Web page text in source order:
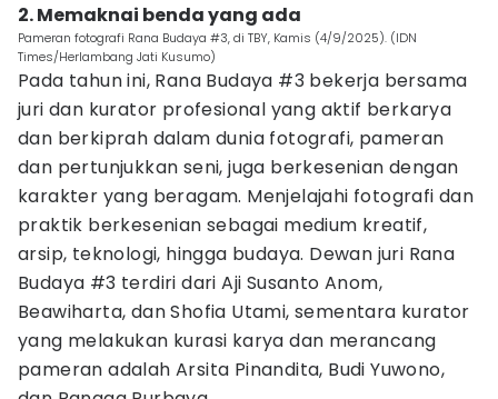
2. Memaknai benda yang ada
Pameran fotografi Rana Budaya #3, di TBY, Kamis (4/9/2025). (IDN
Times/Herlambang Jati Kusumo)
Pada tahun ini, Rana Budaya #3 bekerja bersama
juri dan kurator profesional yang aktif berkarya
dan berkiprah dalam dunia fotografi, pameran
dan pertunjukkan seni, juga berkesenian dengan
karakter yang beragam. Menjelajahi fotografi dan
praktik berkesenian sebagai medium kreatif,
arsip, teknologi, hingga budaya. Dewan juri Rana
Budaya #3 terdiri dari Aji Susanto Anom,
Beawiharta, dan Shofia Utami, sementara kurator
yang melakukan kurasi karya dan merancang
pameran adalah Arsita Pinandita, Budi Yuwono,